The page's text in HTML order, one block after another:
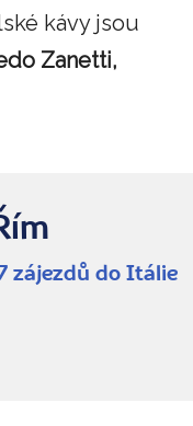
kávy jsou
Zanetti,
zájezdů do Itálie